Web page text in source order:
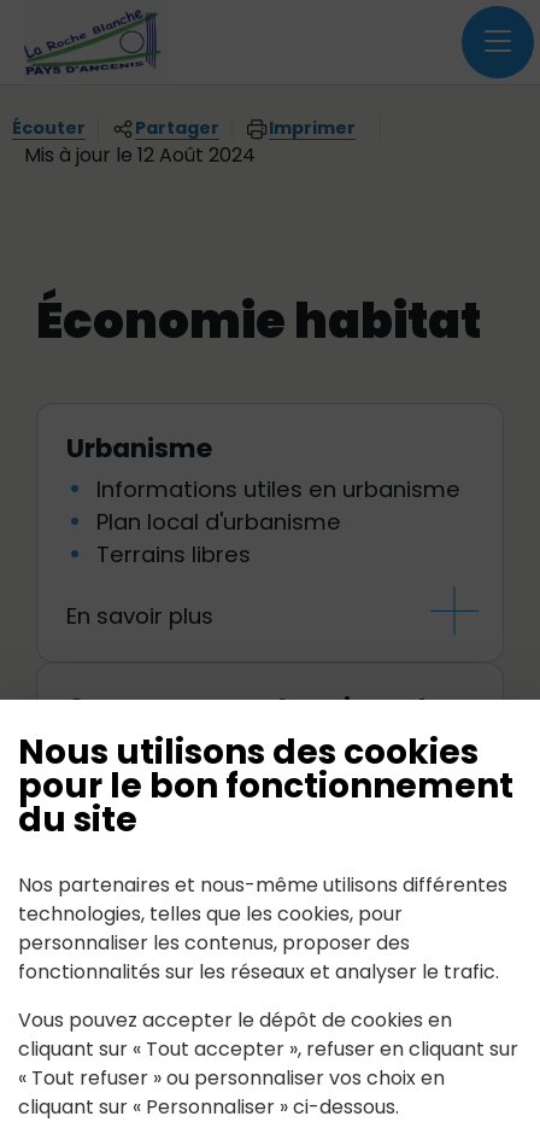
Panneau de gestion des cookies
Nous utilisons des cookies
pour le bon fonctionnement
du site
Nos partenaires et nous-même utilisons différentes
technologies, telles que les cookies, pour
personnaliser les contenus, proposer des
fonctionnalités sur les réseaux et analyser le trafic.
Vous pouvez accepter le dépôt de cookies en
cliquant sur « Tout accepter », refuser en cliquant sur
« Tout refuser » ou personnaliser vos choix en
cliquant sur « Personnaliser » ci-dessous.
Menu principal
Contenus
Écouter Partager Imprimer
Mis à jour le 12 Août 2024
Économie habitat
Urbanisme
Informations utiles en urbanisme
Plan local d'urbanisme
Terrains libres
En savoir plus
Commerces, entreprises et
artisans
En savoir plus
Suivez-nous
Partagez avec #paysdancenis